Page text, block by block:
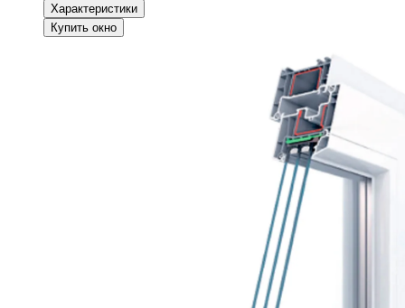
Характеристики
Купить окно